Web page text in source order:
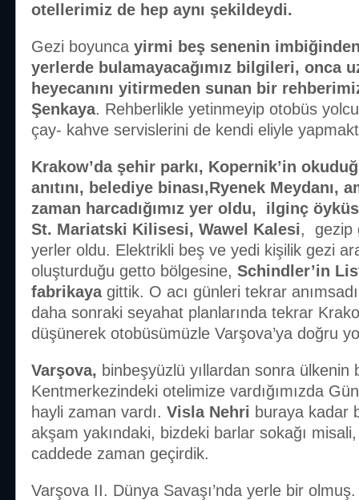
otellerimiz de hep aynı şekildeydi.
Gezi boyunca yirmi beş senenin
yerlerde bulamayacağımız bilgileri, onca
heyecanını yitirmeden sunan bir
Şenkaya. Rehberlikle yetinmeyip otobüs
çay- kahve servislerini de kendi eliyle
Krakow’da şehir parkı, Kopernik’in
anıtını, belediye binası,Ryenek Meydanı,
zaman harcadığımız yer oldu, ilginç
St. Mariatski Kilisesi, Wawel Kalesi, gezip
yerler oldu. Elektrikli beş ve yedi kişilik gezi
oluşturduğu getto bölgesine, Schindler’in
fabrikayagittik. O acı günleri tekrar
daha sonraki seyahat planlarında tekrar
düşünerek otobüsümüzle Varşova’ya doğru
Varşova, binbeşyüzlü yıllardan sonra ülkenin
Kentmerkezindeki otelimize vardığımızda
hayli zaman vardı. Visla Nehri buraya kadar
akşam yakındaki, bizdeki barlar sokağı
caddede zaman geçirdik.
Varşova II. Dünya Savaşı’nda yerle bir